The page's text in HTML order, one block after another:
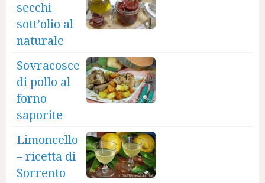
secchi
sott’olio al
naturale
Sovracosce
di pollo al
forno
saporite
Limoncello
– ricetta di
Sorrento